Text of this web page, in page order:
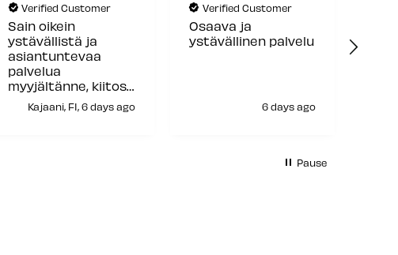
Verified Customer
Sain oikein
ystävällistä ja
asiantuntevaa
palvelua
myyjältänne, kiitos
siitä!Kajaani, FI, 6 days ago
Verified Customer
Osaava ja
ystävällinen palvelu
6 days ago
Pause